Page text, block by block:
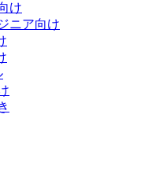
け
ニア向け